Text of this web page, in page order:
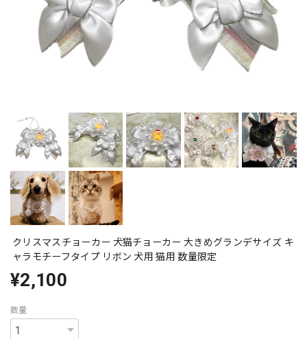
クリスマスチョーカー 犬猫チョーカー 大きめグランデサイズ キ
ャラモチーフタイプ リボン 犬用 猫用 数量限定
¥2,100
数量